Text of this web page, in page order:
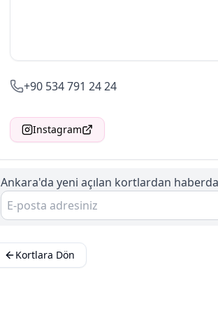
+90 534 791 24 24
Instagram
Ankara'da yeni açılan kortlardan
Kortlara Dön